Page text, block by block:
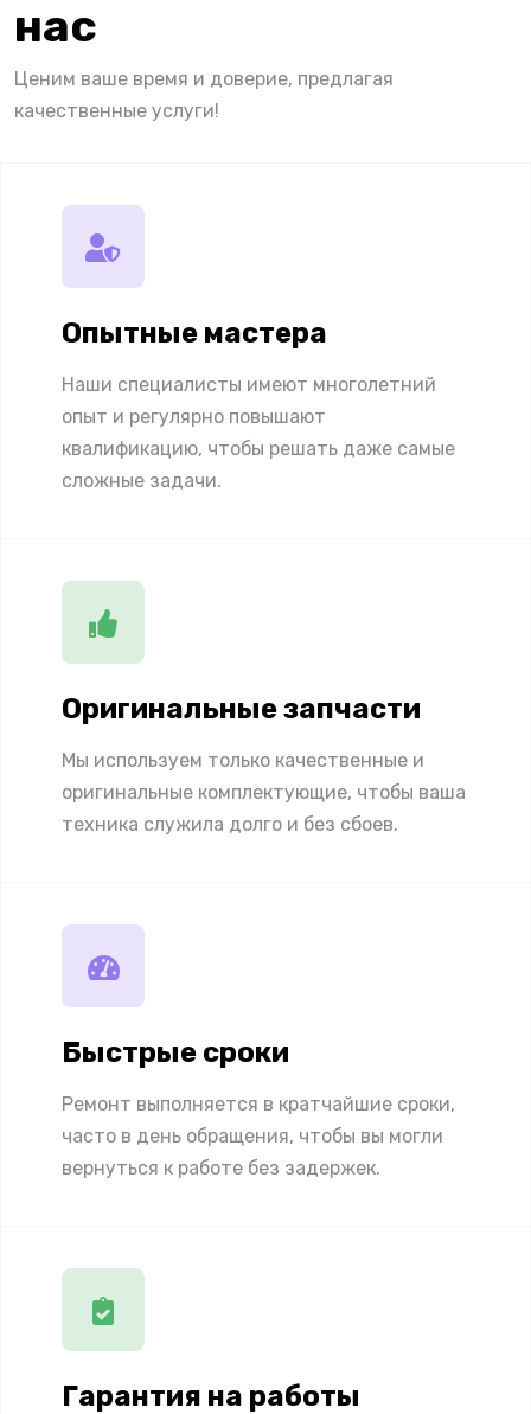
нас
Ценим ваше время и доверие, предлагая
качественные услуги!
Опытные мастера
Наши специалисты имеют многолетний
опыт и регулярно повышают
квалификацию, чтобы решать даже самые
сложные задачи.
Оригинальные запчасти
Мы используем только качественные и
оригинальные комплектующие, чтобы ваша
техника служила долго и без сбоев.
Быстрые сроки
Ремонт выполняется в кратчайшие сроки,
часто в день обращения, чтобы вы могли
вернуться к работе без задержек.
Гарантия на работы